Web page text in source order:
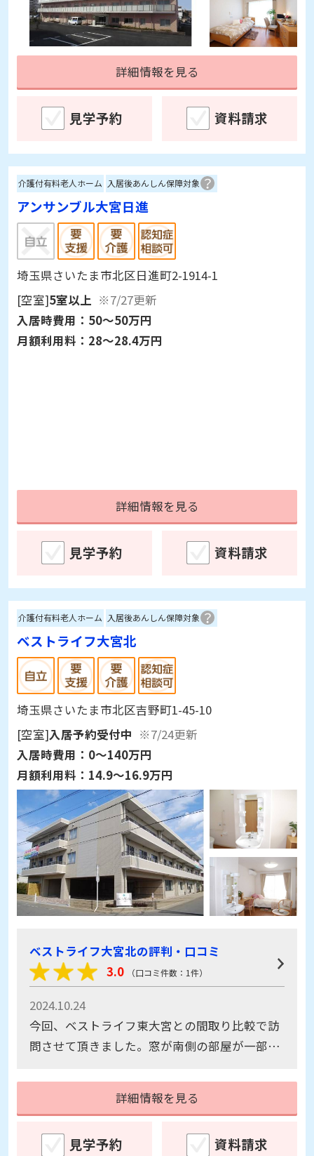
詳細情報を見る
見学予約 資料請求
介護付有料老人ホーム 入居後あんしん保障対象
アンサンブル大宮日進
埼玉県さいたま市北区日進町2-1914-1
[空室]5室以上 ※7/27更新
入居時費用： 50～50万円
月額利用料： 28～28.4万円
詳細情報を見る
見学予約 資料請求
介護付有料老人ホーム 入居後あんしん保障対象
ベストライフ大宮北
埼玉県さいたま市北区吉野町1-45-10
[空室]入居予約受付中 ※7/24更新
入居時費用： 0～140万円
月額利用料： 14.9～16.9万円
ベストライフ大宮北の評判・口コミ
3.0
（口コミ件数：1件）
2024.10.24
今回、ベストライフ東大宮との間取り比較で訪
問させて頂きました。窓が南側の部屋が一部屋
せんでした。情報が異なっていたのは残念でし
た。しかたなく、窓が西側のお部屋を案内され
気温を考慮すると案外こちらの方が過ごし安い
詳細情報を見る
見学予約 資料請求